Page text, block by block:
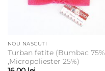
NOU NASCUTI
Turban fetite (Bumbac 75%
,Micropoliester 25%)